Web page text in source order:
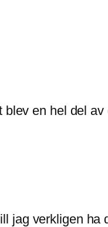
en hel del
jag verkligen ha